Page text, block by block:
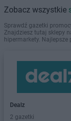
Zobacz wszystkie
Sprawdź gazetki
Znajdziesz tutaj sklepy
hipermarkety.
Dealz
2 gazetki